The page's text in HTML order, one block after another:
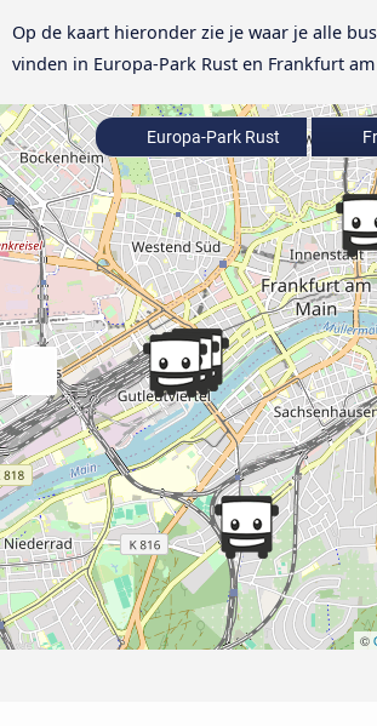
Op de kaart hieronder zie je waar je alle
vinden in Europa-Park Rust en Frankfurt
©
Europa-Park Rust